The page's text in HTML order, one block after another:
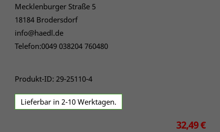
Mecklenburger Straße 5
18184 Brodersdorf
info@haedl.de
Telefon:0049 038204 760480
Produkt-ID: 29-25110-4
Lieferbar in 2-10 Werktagen.
32,49 €